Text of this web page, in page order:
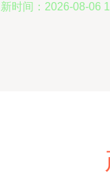
时间：2026-08-06